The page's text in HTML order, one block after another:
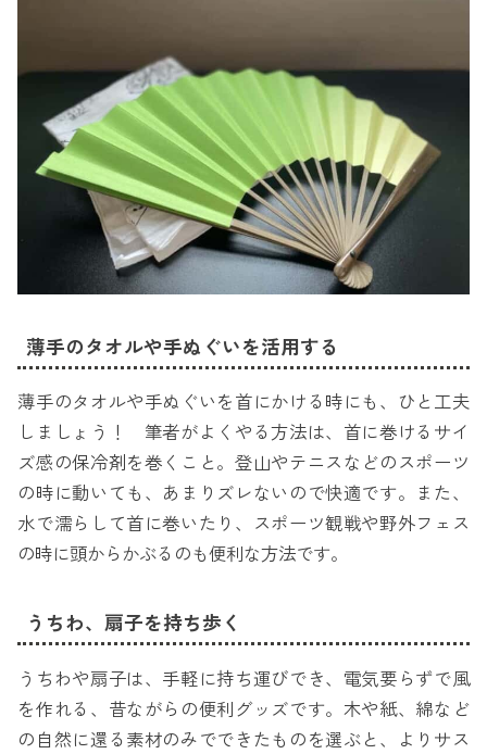
薄手のタオルや手ぬぐいを活用する
薄手のタオルや手ぬぐいを首にかける時にも、ひと工夫
しましょう！ 筆者がよくやる方法は、首に巻けるサイ
ズ感の保冷剤を巻くこと。登山やテニスなどのスポーツ
の時に動いても、あまりズレないので快適です。また、
水で濡らして首に巻いたり、スポーツ観戦や野外フェス
の時に頭からかぶるのも便利な方法です。
うちわ、扇子を持ち歩く
うちわや扇子は、手軽に持ち運びでき、電気要らずで風
を作れる、昔ながらの便利グッズです。木や紙、綿など
の自然に還る素材のみでできたものを選ぶと、よりサス